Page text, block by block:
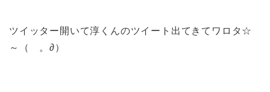
ツイッター開いて淳くんのツイート出てきてワロタ☆
～（ゝ。∂）